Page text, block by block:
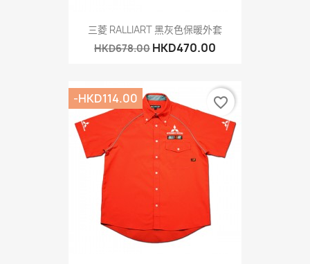
三菱 RALLIART 黑灰色保暖外套
HKD678.00 HKD470.00
-HKD114.00 favorite_border